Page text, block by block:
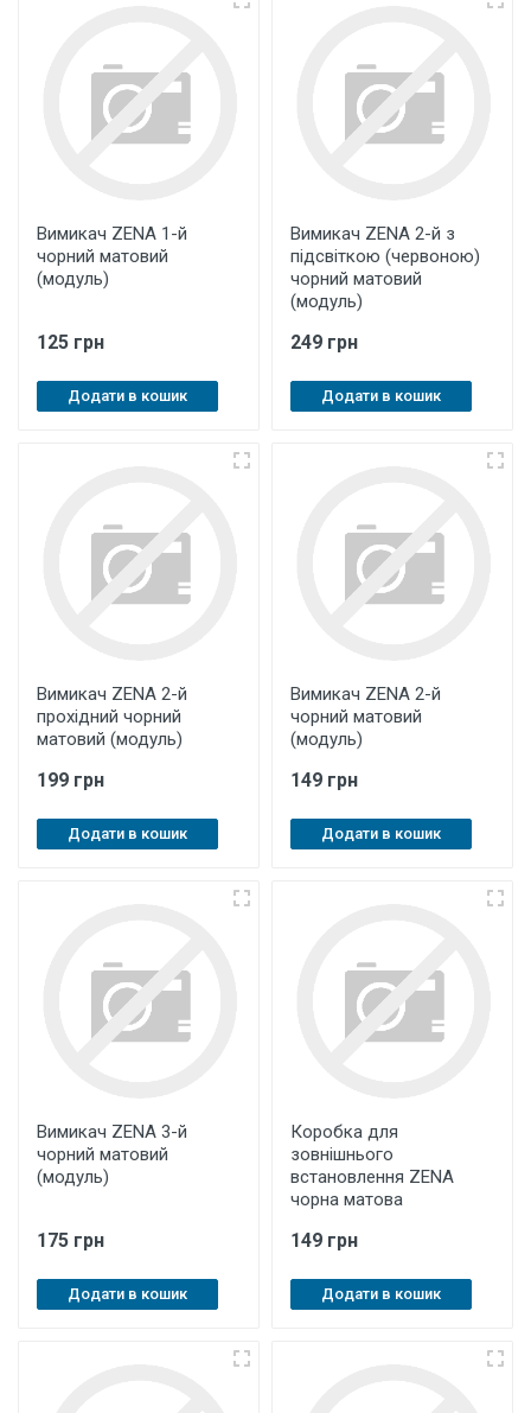
Вимикач ZENA 1-й
чорний матовий
(модуль)
125 грн
Додати в кошик
Вимикач ZENA 2-й з
підсвіткою (червоною)
чорний матовий
(модуль)
249 грн
Додати в кошик
Вимикач ZENA 2-й
прохідний чорний
матовий (модуль)
199 грн
Додати в кошик
Вимикач ZENA 2-й
чорний матовий
(модуль)
149 грн
Додати в кошик
Вимикач ZENA 3-й
чорний матовий
(модуль)
175 грн
Додати в кошик
Коробка для
зовнішнього
встановлення ZENA
чорна матова
149 грн
Додати в кошик